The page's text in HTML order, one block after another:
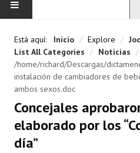
CONCEJO
Bloques Políticos
Integrantes del Concejo
Comisiones Permanentes
Está aquí: Inicio / Explore /
List All Categories / Noticias /
/home/richard/Descargas/
instalación de cambiadores de
ambos sexos.doc
Concejales
elaborado por los
día”